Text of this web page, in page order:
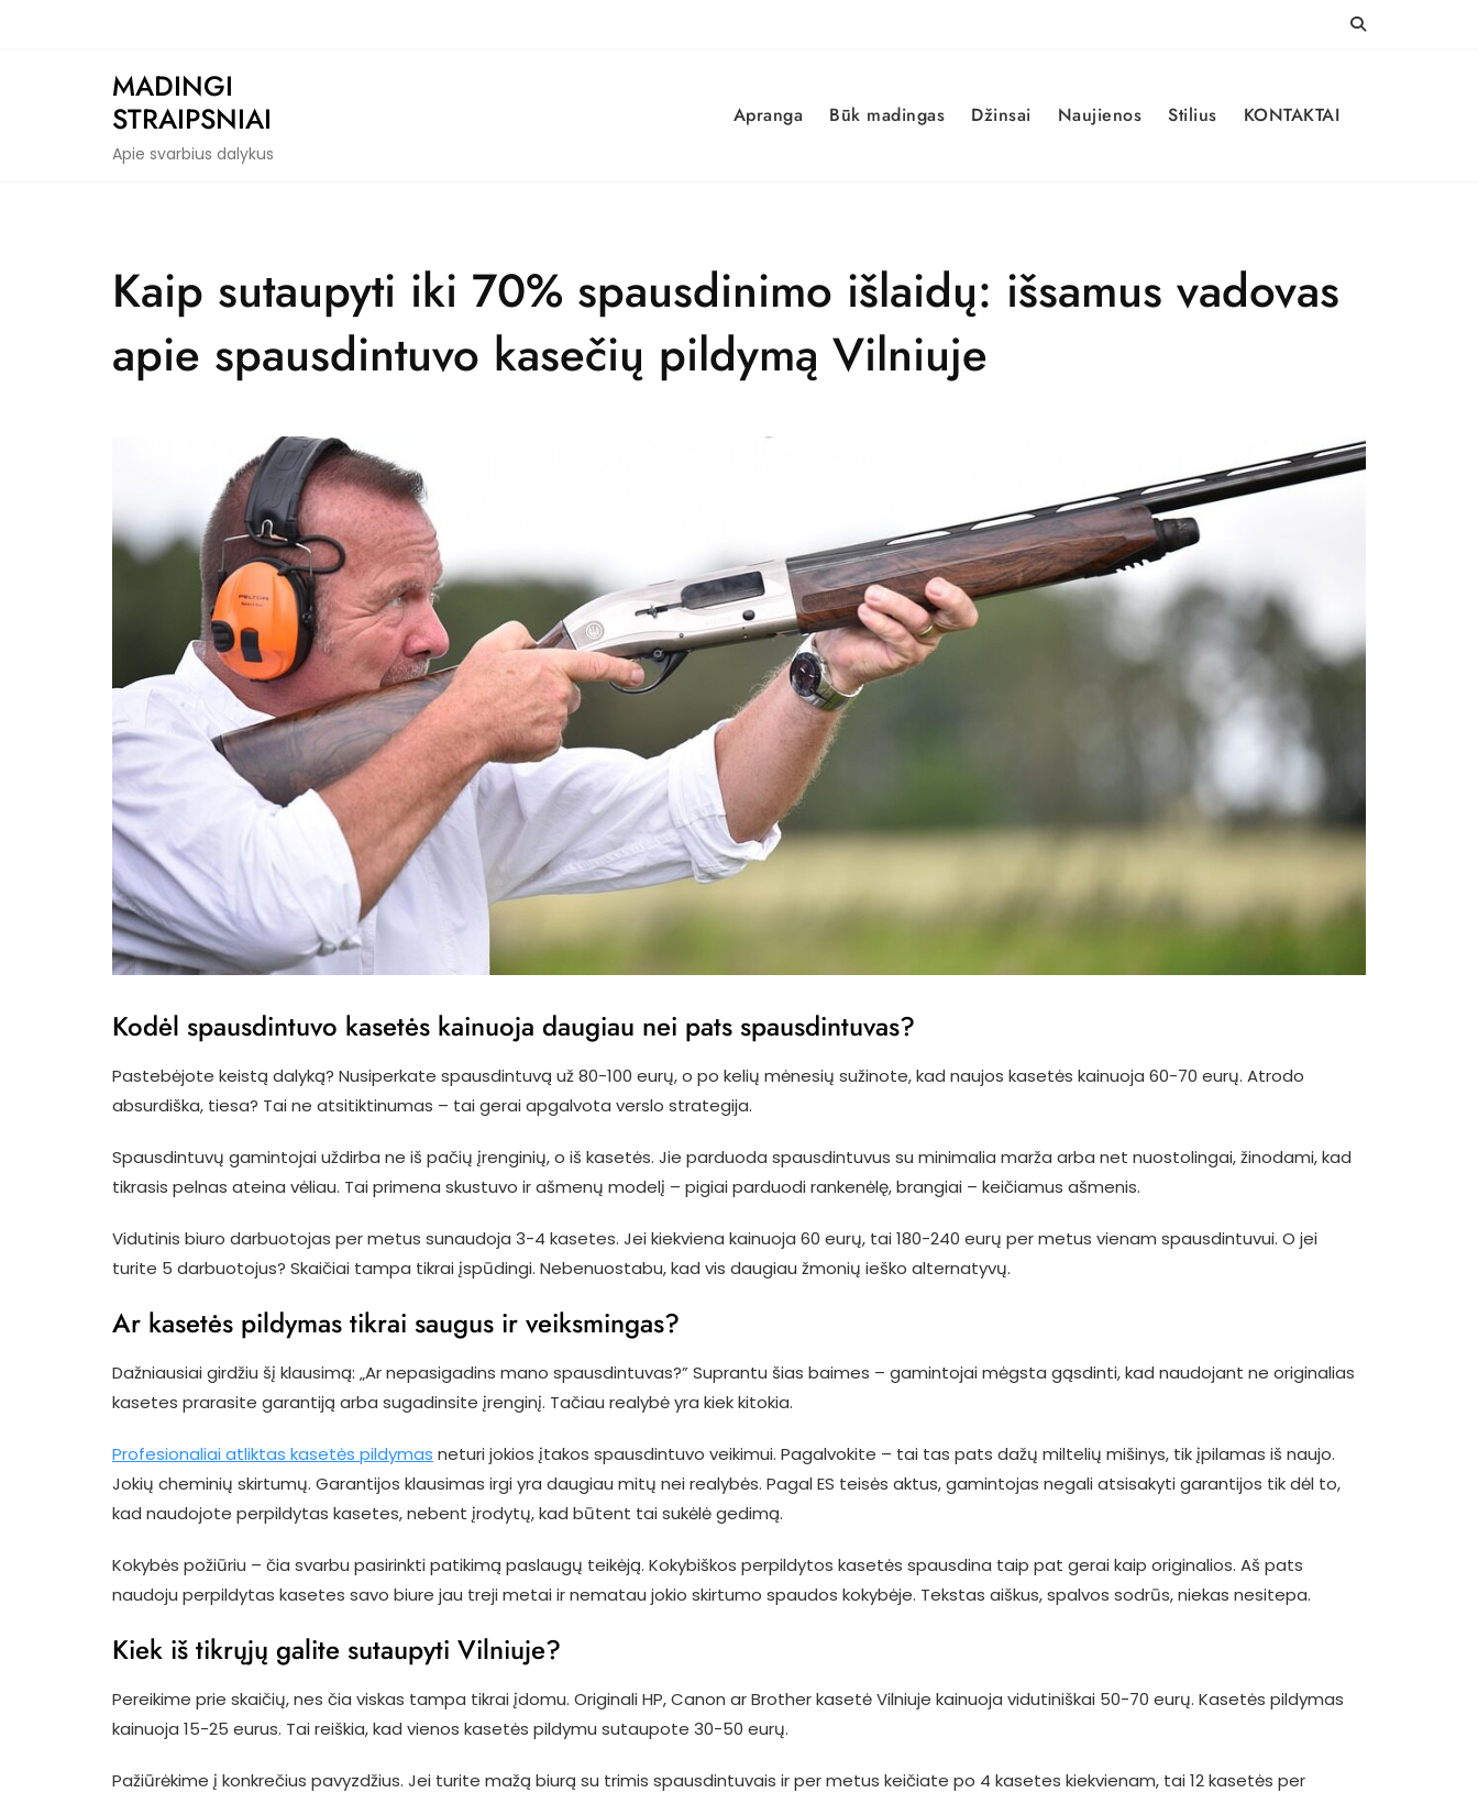
MADINGI
STRAIPSNIAI
Apie svarbius dalykus
Apranga Būk madingas Džinsai Naujienos Stilius KONTAKTAI
Kaip sutaupyti iki 70% spausdinimo išlaidų: išsamus vadovas
apie spausdintuvo kasečių pildymą Vilniuje
Kodėl spausdintuvo kasetės kainuoja daugiau nei pats spausdintuvas?
Pastebėjote keistą dalyką? Nusiperkate spausdintuvą už 80-100 eurų, o po kelių mėnesių sužinote, kad naujos kasetės kainuoja 60-70 eurų. Atrodo
absurdiška, tiesa? Tai ne atsitiktinumas – tai gerai apgalvota verslo strategija.
Spausdintuvų gamintojai uždirba ne iš pačių įrenginių, o iš kasetės. Jie parduoda spausdintuvus su minimalia marža arba net nuostolingai, žinodami, kad
tikrasis pelnas ateina vėliau. Tai primena skustuvo ir ašmenų modelį – pigiai parduodi rankenėlę, brangiai – keičiamus ašmenis.
Vidutinis biuro darbuotojas per metus sunaudoja 3-4 kasetes. Jei kiekviena kainuoja 60 eurų, tai 180-240 eurų per metus vienam spausdintuvui. O jei
turite 5 darbuotojus? Skaičiai tampa tikrai įspūdingi. Nebenuostabu, kad vis daugiau žmonių ieško alternatyvų.
Ar kasetės pildymas tikrai saugus ir veiksmingas?
Dažniausiai girdžiu šį klausimą: „Ar nepasigadins mano spausdintuvas?” Suprantu šias baimes – gamintojai mėgsta gąsdinti, kad naudojant ne originalias
kasetes prarasite garantiją arba sugadinsite įrenginį. Tačiau realybė yra kiek kitokia.
Profesionaliai atliktas kasetės pildymas neturi jokios įtakos spausdintuvo veikimui. Pagalvokite – tai tas pats dažų miltelių mišinys, tik įpilamas iš naujo.
Jokių cheminių skirtumų. Garantijos klausimas irgi yra daugiau mitų nei realybės. Pagal ES teisės aktus, gamintojas negali atsisakyti garantijos tik dėl to,
kad naudojote perpildytas kasetes, nebent įrodytų, kad būtent tai sukėlė gedimą.
Kokybės požiūriu – čia svarbu pasirinkti patikimą paslaugų teikėją. Kokybiškos perpildytos kasetės spausdina taip pat gerai kaip originalios. Aš pats
naudoju perpildytas kasetes savo biure jau treji metai ir nematau jokio skirtumo spaudos kokybėje. Tekstas aiškus, spalvos sodrūs, niekas nesitepa.
Kiek iš tikrųjų galite sutaupyti Vilniuje?
Pereikime prie skaičių, nes čia viskas tampa tikrai įdomu. Originali HP, Canon ar Brother kasetė Vilniuje kainuoja vidutiniškai 50-70 eurų. Kasetės pildymas
kainuoja 15-25 eurus. Tai reiškia, kad vienos kasetės pildymu sutaupote 30-50 eurų.
Pažiūrėkime į konkrečius pavyzdžius. Jei turite mažą biurą su trimis spausdintuvais ir per metus keičiate po 4 kasetes kiekvienam, tai 12 kasetės per